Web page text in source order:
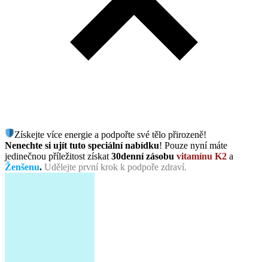
Získejte více energie a podpořte své tělo přirozeně!
Nenechte si ujít tuto speciální nabídku! Pouze nyní máte
jedinečnou příležitost získat 30denní zásobu vitamínu K2 a
Ženšenu. Udělejte první krok k podpoře zdraví.